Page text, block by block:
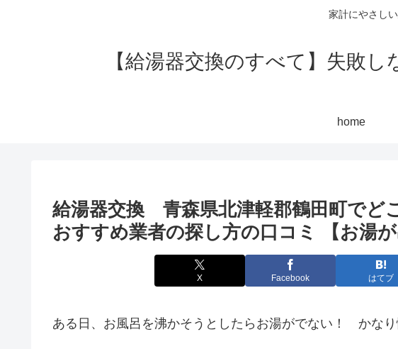
家計にやさし
【給湯器交換のすべて】失敗
home
給湯器交換 青森県北津軽郡鶴田町で
おすすめ業者の探し方の口コミ 【お湯が
X Facebook はてブ
ある日、お風呂を沸かそうとしたらお湯がでない！ かな